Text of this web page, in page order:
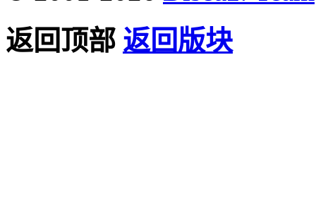
返回顶部 返回版块